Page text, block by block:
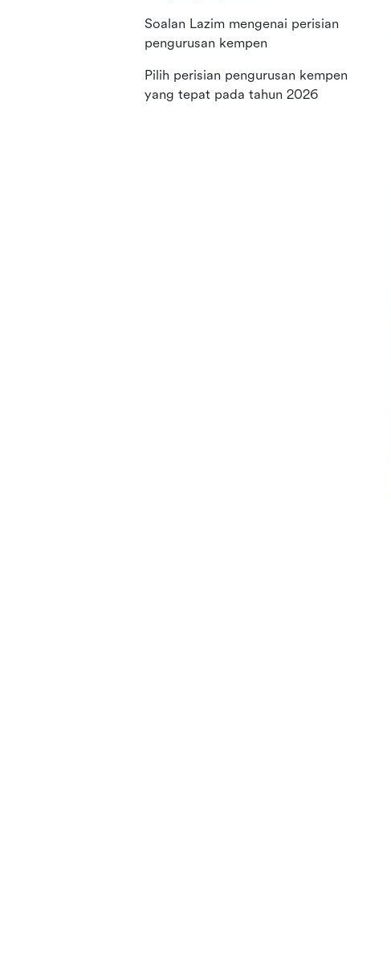
Soalan Lazim mengenai perisian
pengurusan kempen
Pilih perisian pengurusan kempen
yang tepat pada tahun 2026